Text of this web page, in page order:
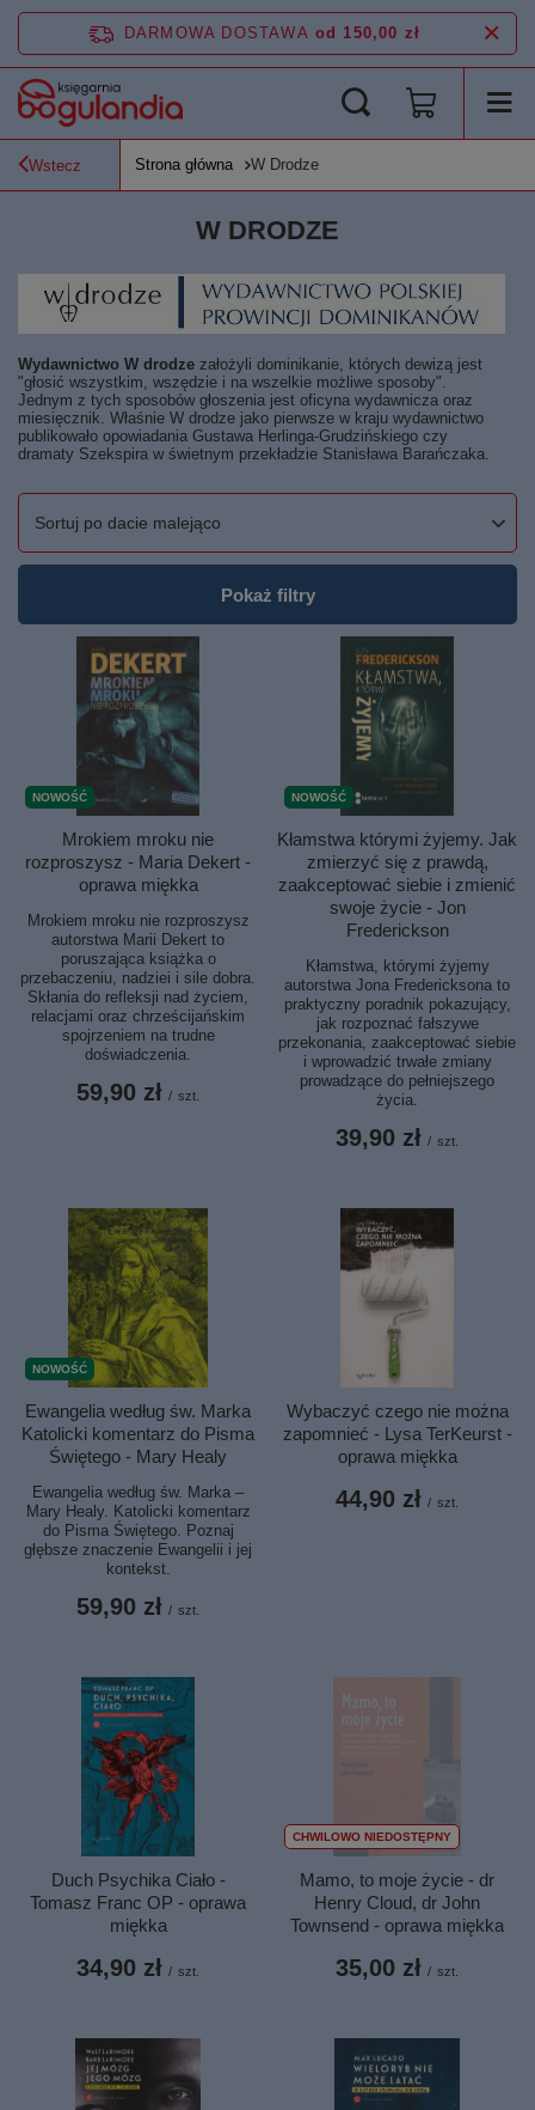
DARMOWA DOSTAWA od 150,00 zł
Wstecz Strona główna W Drodze
W DRODZE
Wydawnictwo W drodze założyli dominikanie, których dewizą jest
"głosić wszystkim, wszędzie i na wszelkie możliwe sposoby".
Jednym z tych sposobów głoszenia jest oficyna wydawnicza oraz
miesięcznik. Właśnie W drodze jako pierwsze w kraju wydawnictwo
publikowało opowiadania Gustawa Herlinga-Grudzińskiego czy
dramaty Szekspira w świetnym przekładzie Stanisława Barańczaka.
Zmień sortowanie
Sortuj po dacie malejąco
Pokaż filtry
NOWOŚĆ
Mrokiem mroku nie
rozproszysz - Maria Dekert -
oprawa miękka
Mrokiem mroku nie rozproszysz
autorstwa Marii Dekert to
poruszająca książka o
przebaczeniu, nadziei i sile dobra.
Skłania do refleksji nad życiem,
relacjami oraz chrześcijańskim
spojrzeniem na trudne
doświadczenia.
59,90 zł / szt.
NOWOŚĆ
Kłamstwa którymi żyjemy. Jak
zmierzyć się z prawdą,
zaakceptować siebie i zmienić
swoje życie - Jon
Frederickson
Kłamstwa, którymi żyjemy
autorstwa Jona Fredericksona to
praktyczny poradnik pokazujący,
jak rozpoznać fałszywe
przekonania, zaakceptować siebie
i wprowadzić trwałe zmiany
prowadzące do pełniejszego
życia.
39,90 zł / szt.
NOWOŚĆ
Ewangelia według św. Marka
Katolicki komentarz do Pisma
Świętego - Mary Healy
Ewangelia według św. Marka –
Mary Healy. Katolicki komentarz
do Pisma Świętego. Poznaj
głębsze znaczenie Ewangelii i jej
kontekst.
59,90 zł / szt.
Wybaczyć czego nie można
zapomnieć - Lysa TerKeurst -
oprawa miękka
44,90 zł / szt.
Duch Psychika Ciało -
Tomasz Franc OP - oprawa
miękka
34,90 zł / szt.
CHWILOWO NIEDOSTĘPNY
Mamo, to moje życie - dr
Henry Cloud, dr John
Townsend - oprawa miękka
35,00 zł / szt.